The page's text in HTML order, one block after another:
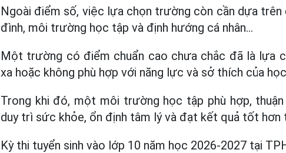
Ngoài điểm số, việc lựa chọn trường còn cần dựa
đình, môi trường học tập và định hướng cá nhân...
Một trường có điểm chuẩn cao chưa chắc đã là lựa
xa hoặc không phù hợp với năng lực và sở thích của
Trong khi đó, một môi trường học tập phù hợp,
duy trì sức khỏe, ổn định tâm lý và đạt kết quả tốt hơn
Kỳ thi tuyển sinh vào lớp 10 năm học 2026-2027 tại